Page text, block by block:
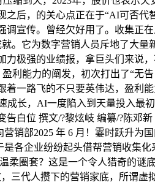
后，的关心点正在于“AI可否
宣传。曾经欠好用了。收集
。它为数字营销人员斥地了大
极强的业绩报，拿巨头们来说
利能力的阐发，初次打出了“无
一路飞的不只要英伟达，盈
长，AI一度陷入到天量投入最
白位 撰文/?黎炫岐 编纂/?陈邓
销部2025 年 6 月！霎时跃升
各企业纷纷起头借帮营销收集
圈套？这是一个令人猎奇的
三代人攒下的营销家底，所谓